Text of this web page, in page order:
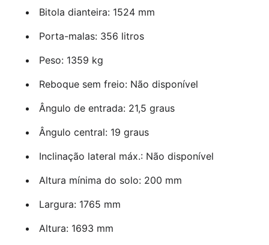
Bitola dianteira: 1524 mm
Porta-malas: 356 litros
Peso: 1359 kg
Reboque sem freio: Não disponível
Ângulo de entrada: 21,5 graus
Ângulo central: 19 graus
Inclinação lateral máx.: Não disponível
Altura mínima do solo: 200 mm
Largura: 1765 mm
Altura: 1693 mm